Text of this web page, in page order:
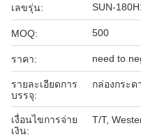
เลขรุ่น: SUN-
MOQ: 500
ราคา: need to
รายละเอียดการ
บรรจุ:
กล่องกระด
เงื่อนไขการจ่าย
เงิน:
T/T,